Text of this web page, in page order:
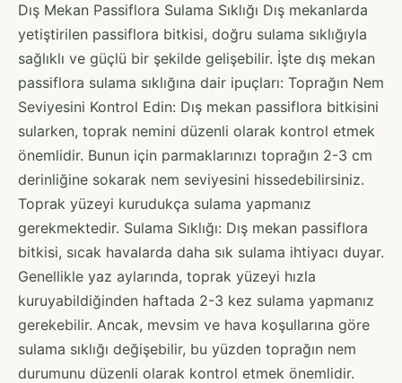
Dış Mekan Passiflora Sulama Sıklığı Dış mekanlarda
yetiştirilen passiflora bitkisi, doğru sulama sıklığıyla
sağlıklı ve güçlü bir şekilde gelişebilir. İşte dış mekan
passiflora sulama sıklığına dair ipuçları: Toprağın Nem
Seviyesini Kontrol Edin: Dış mekan passiflora bitkisini
sularken, toprak nemini düzenli olarak kontrol etmek
önemlidir. Bunun için parmaklarınızı toprağın 2-3 cm
derinliğine sokarak nem seviyesini hissedebilirsiniz.
Toprak yüzeyi kurudukça sulama yapmanız
gerekmektedir. Sulama Sıklığı: Dış mekan passiflora
bitkisi, sıcak havalarda daha sık sulama ihtiyacı duyar.
Genellikle yaz aylarında, toprak yüzeyi hızla
kuruyabildiğinden haftada 2-3 kez sulama yapmanız
gerekebilir. Ancak, mevsim ve hava koşullarına göre
sulama sıklığı değişebilir, bu yüzden toprağın nem
durumunu düzenli olarak kontrol etmek önemlidir.